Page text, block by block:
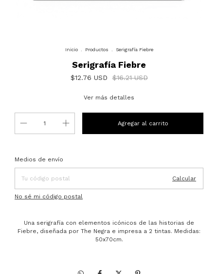
Inicio Productos Serigrafía Fiebre
Serigrafía Fiebre
$12.76 USD $16.21 USD
Ver más detalles
Entregas para el CP:
Medios de envío
Calcular
No sé mi código postal
Una serigrafía con elementos icónicos de las historias de
Fiebre, diseñada por The Negra e impresa a 2 tintas. Medidas:
50x70cm.